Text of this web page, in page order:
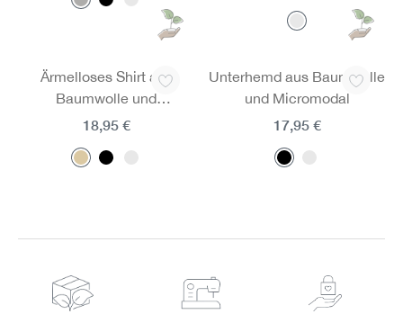
Ärmelloses Shirt aus
Baumwolle und
Micromodal
18,95 €
Unterhemd aus Baumwolle
und Micromodal
17,95 €